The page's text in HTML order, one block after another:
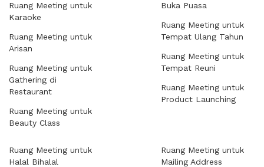
Ruang Meeting untuk
Karaoke
Ruang Meeting untuk
Arisan
Ruang Meeting untuk
Gathering di
Restaurant
Ruang Meeting untuk
Beauty Class
Buka Puasa
Ruang Meeting untuk
Tempat Ulang Tahun
Ruang Meeting untuk
Tempat Reuni
Ruang Meeting untuk
Product Launching
Ruang Meeting untuk
Halal Bihalal
Ruang Meeting untuk
Mailing Address